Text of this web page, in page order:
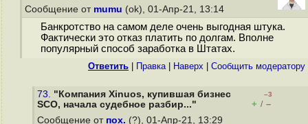
Сообщение от mumu (ok), 01-Апр-21, 13:14
Банкротство на самом деле очень выгодная штука.
Фактически это отказ платить по долгам. Вполне
популярный способ заработка в Штатах.
Ответить Правка| Наверх Cообщить модератору
73. "Компания Xinuos, купившая бизнес
SCO, начала судебное разбир..."
–3
+ / –
Сообщение от пох. (?), 01-Апр-21, 13:29